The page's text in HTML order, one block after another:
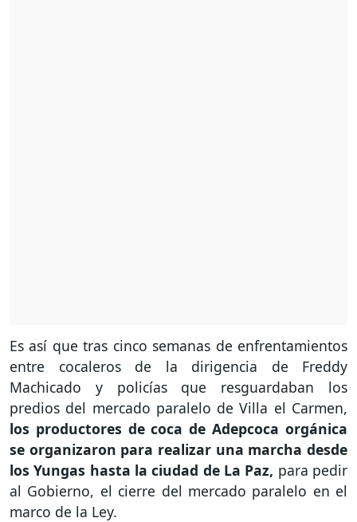
Es así que tras cinco semanas de enfrentamientos
entre cocaleros de la dirigencia de Freddy
Machicado y policías que resguardaban los
predios del mercado paralelo de Villa el Carmen,
los productores de coca de Adepcoca orgánica
se organizaron para realizar una marcha desde
los Yungas hasta la ciudad de La Paz, para pedir
al Gobierno, el cierre del mercado paralelo en el
marco de la Ley.